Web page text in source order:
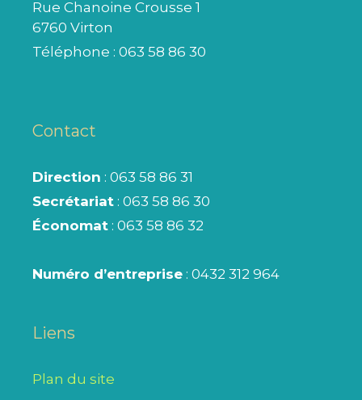
Rue Chanoine Crousse 1
6760 Virton
Téléphone : 063 58 86 30
Contact
Direction : 063 58 86 31
Secrétariat : 063 58 86 30
Économat : 063 58 86 32
Numéro d’entreprise : 0432 312 964
Liens
Plan du site